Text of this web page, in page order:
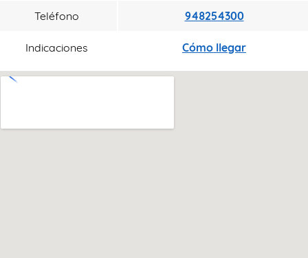
Teléfono 948254300
Indicaciones Cómo llegar